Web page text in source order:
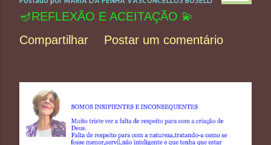
🪔REFLEXÃO E ACEITAÇÃO 💫
Compartilhar
Postar um comentário